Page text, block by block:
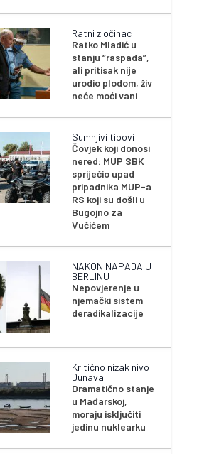
Ratni zločinac
Ratko Mladić u
stanju “raspada”,
ali pritisak nije
urodio plodom, živ
neće moći vani
Sumnjivi tipovi
Čovjek koji donosi
nered: MUP SBK
spriječio upad
pripadnika MUP-a
RS koji su došli u
Bugojno za
Vučićem
NAKON NAPADA U
BERLINU
Nepovjerenje u
njemački sistem
deradikalizacije
Kritično nizak nivo
Dunava
Dramatično stanje
u Mađarskoj,
moraju isključiti
jedinu nuklearku